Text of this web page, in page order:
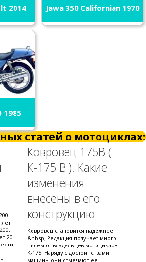
2014 Jawa 350 Californian 1970
1985
статей о мотоциклах:
20
Ковровец 175В (
К-175 В ). Какие
изменения
внесены в его
конструкцию
Ковровец становится надежнее
&nbsp; Редакция получает много
писем от владельцев мотоциклов
К-175. Наряду с достоинствами
машины они отмечают ее